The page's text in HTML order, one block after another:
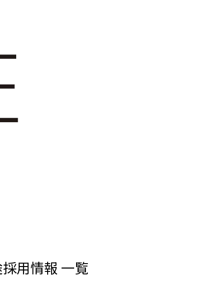
用情報 一覧